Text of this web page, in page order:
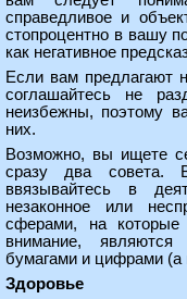
справедливое и
стопроцентно в вашу
как негативное
Если вам предлагают
соглашайтесь не
неизбежны, поэтому
них.
Возможно, вы ищете
сразу два совета.
ввязывайтесь в
незаконное или
сферами, на
внимание,
бумагами и цифрами
Здоровье